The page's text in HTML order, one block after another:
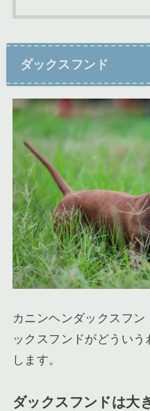
ダックスフンド
カニンヘンダックスフ
ックスフンドがどうい
します。
ダックスフンドは大